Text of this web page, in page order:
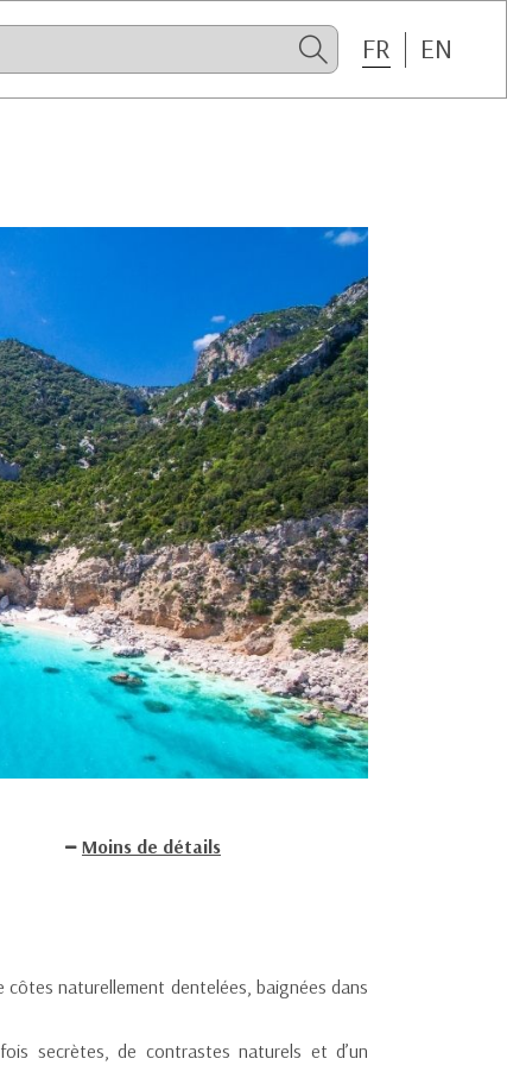
FR EN
Moins de détails
naturellement dentelées, baignées dans
secrètes, de contrastes naturels et d’un